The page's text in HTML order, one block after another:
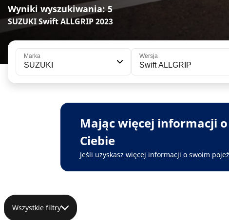
Wyniki wyszukiwania: 5
SUZUKI Swift ALLGRIP 2023
Marka
SUZUKI
Wersja
Swift ALLGRIP
Mając więcej informacji
Ciebie
Jeśli uzyskasz więcej informacji o swoim
Wszystkie filtry